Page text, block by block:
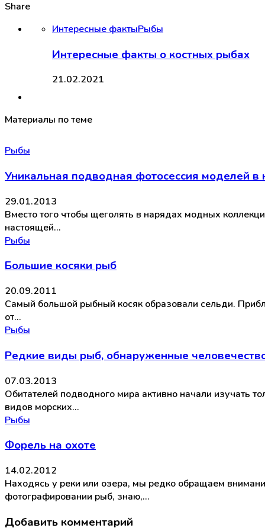
Share
Интересные фактыРыбы
Интересные факты о костных рыбах
21.02.2021
Материалы по теме
Рыбы
Уникальная подводная фотосессия моделей в
29.01.2013
Вместо того чтобы щеголять в нарядах модных
настоящей…
Рыбы
Большие косяки рыб
20.09.2011
Самый большой рыбный косяк образовали сельди.
от…
Рыбы
Редкие виды рыб, обнаруженные
07.03.2013
Обитателей подводного мира активно начали изучать
видов морских…
Рыбы
Форель на охоте
14.02.2012
Находясь у реки или озера, мы редко обращаем
фотографировании рыб, знаю,…
Добавить комментарий